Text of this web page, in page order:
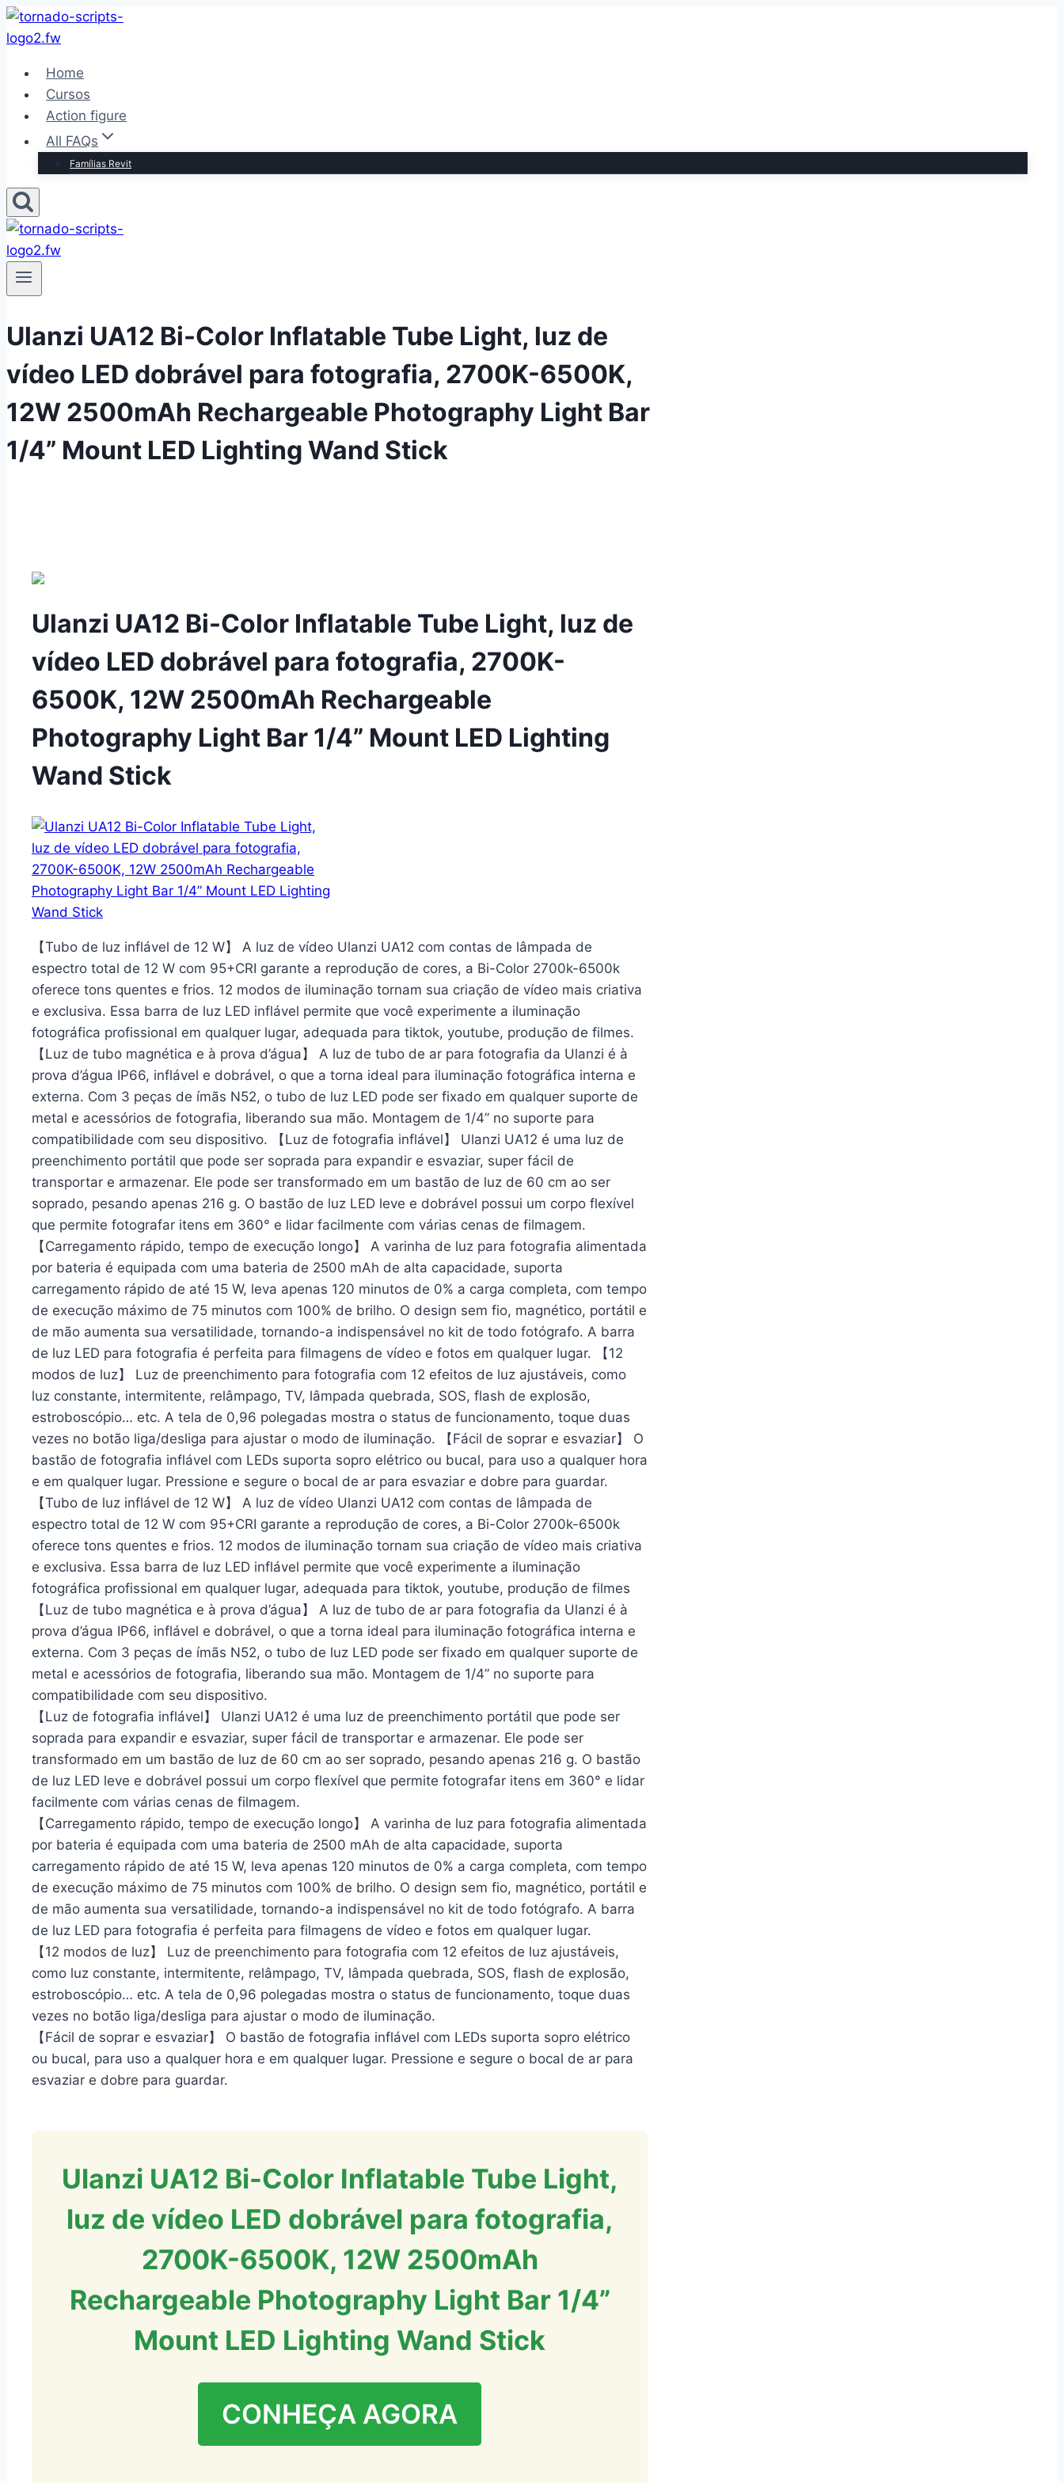
Pular
para
Conteúdo
Home
Cursos
Action figure
All FAQs
Famílias Revit
Ulanzi UA12 Bi-Color Inflatable Tube Light, luz de
vídeo LED dobrável para fotografia, 2700K-6500K,
12W 2500mAh Rechargeable Photography Light Bar
1/4” Mount LED Lighting Wand Stick
Ulanzi UA12 Bi-Color Inflatable Tube Light, luz de
vídeo LED dobrável para fotografia, 2700K-
6500K, 12W 2500mAh Rechargeable
Photography Light Bar 1/4” Mount LED Lighting
Wand Stick
【Tubo de luz inflável de 12 W】 A luz de vídeo Ulanzi UA12 com contas de lâmpada de
espectro total de 12 W com 95+CRI garante a reprodução de cores, a Bi-Color 2700k-6500k
oferece tons quentes e frios. 12 modos de iluminação tornam sua criação de vídeo mais criativa
e exclusiva. Essa barra de luz LED inflável permite que você experimente a iluminação
fotográfica profissional em qualquer lugar, adequada para tiktok, youtube, produção de filmes.
【Luz de tubo magnética e à prova d’água】 A luz de tubo de ar para fotografia da Ulanzi é à
prova d’água IP66, inflável e dobrável, o que a torna ideal para iluminação fotográfica interna e
externa. Com 3 peças de ímãs N52, o tubo de luz LED pode ser fixado em qualquer suporte de
metal e acessórios de fotografia, liberando sua mão. Montagem de 1/4” no suporte para
compatibilidade com seu dispositivo. 【Luz de fotografia inflável】 Ulanzi UA12 é uma luz de
preenchimento portátil que pode ser soprada para expandir e esvaziar, super fácil de
transportar e armazenar. Ele pode ser transformado em um bastão de luz de 60 cm ao ser
soprado, pesando apenas 216 g. O bastão de luz LED leve e dobrável possui um corpo flexível
que permite fotografar itens em 360° e lidar facilmente com várias cenas de filmagem.
【Carregamento rápido, tempo de execução longo】 A varinha de luz para fotografia alimentada
por bateria é equipada com uma bateria de 2500 mAh de alta capacidade, suporta
carregamento rápido de até 15 W, leva apenas 120 minutos de 0% a carga completa, com tempo
de execução máximo de 75 minutos com 100% de brilho. O design sem fio, magnético, portátil e
de mão aumenta sua versatilidade, tornando-a indispensável no kit de todo fotógrafo. A barra
de luz LED para fotografia é perfeita para filmagens de vídeo e fotos em qualquer lugar. 【12
modos de luz】 Luz de preenchimento para fotografia com 12 efeitos de luz ajustáveis, como
luz constante, intermitente, relâmpago, TV, lâmpada quebrada, SOS, flash de explosão,
estroboscópio… etc. A tela de 0,96 polegadas mostra o status de funcionamento, toque duas
vezes no botão liga/desliga para ajustar o modo de iluminação. 【Fácil de soprar e esvaziar】 O
bastão de fotografia inflável com LEDs suporta sopro elétrico ou bucal, para uso a qualquer hora
e em qualquer lugar. Pressione e segure o bocal de ar para esvaziar e dobre para guardar.
【Tubo de luz inflável de 12 W】 A luz de vídeo Ulanzi UA12 com contas de lâmpada de
espectro total de 12 W com 95+CRI garante a reprodução de cores, a Bi-Color 2700k-6500k
oferece tons quentes e frios. 12 modos de iluminação tornam sua criação de vídeo mais criativa
e exclusiva. Essa barra de luz LED inflável permite que você experimente a iluminação
fotográfica profissional em qualquer lugar, adequada para tiktok, youtube, produção de filmes
【Luz de tubo magnética e à prova d’água】 A luz de tubo de ar para fotografia da Ulanzi é à
prova d’água IP66, inflável e dobrável, o que a torna ideal para iluminação fotográfica interna e
externa. Com 3 peças de ímãs N52, o tubo de luz LED pode ser fixado em qualquer suporte de
metal e acessórios de fotografia, liberando sua mão. Montagem de 1/4” no suporte para
compatibilidade com seu dispositivo.
【Luz de fotografia inflável】 Ulanzi UA12 é uma luz de preenchimento portátil que pode ser
soprada para expandir e esvaziar, super fácil de transportar e armazenar. Ele pode ser
transformado em um bastão de luz de 60 cm ao ser soprado, pesando apenas 216 g. O bastão
de luz LED leve e dobrável possui um corpo flexível que permite fotografar itens em 360° e lidar
facilmente com várias cenas de filmagem.
【Carregamento rápido, tempo de execução longo】 A varinha de luz para fotografia alimentada
por bateria é equipada com uma bateria de 2500 mAh de alta capacidade, suporta
carregamento rápido de até 15 W, leva apenas 120 minutos de 0% a carga completa, com tempo
de execução máximo de 75 minutos com 100% de brilho. O design sem fio, magnético, portátil e
de mão aumenta sua versatilidade, tornando-a indispensável no kit de todo fotógrafo. A barra
de luz LED para fotografia é perfeita para filmagens de vídeo e fotos em qualquer lugar.
【12 modos de luz】 Luz de preenchimento para fotografia com 12 efeitos de luz ajustáveis,
como luz constante, intermitente, relâmpago, TV, lâmpada quebrada, SOS, flash de explosão,
estroboscópio… etc. A tela de 0,96 polegadas mostra o status de funcionamento, toque duas
vezes no botão liga/desliga para ajustar o modo de iluminação.
【Fácil de soprar e esvaziar】 O bastão de fotografia inflável com LEDs suporta sopro elétrico
ou bucal, para uso a qualquer hora e em qualquer lugar. Pressione e segure o bocal de ar para
esvaziar e dobre para guardar.
Ulanzi UA12 Bi-Color Inflatable Tube Light,
luz de vídeo LED dobrável para fotografia,
2700K-6500K, 12W 2500mAh
Rechargeable Photography Light Bar 1/4”
Mount LED Lighting Wand Stick
CONHEÇA AGORA